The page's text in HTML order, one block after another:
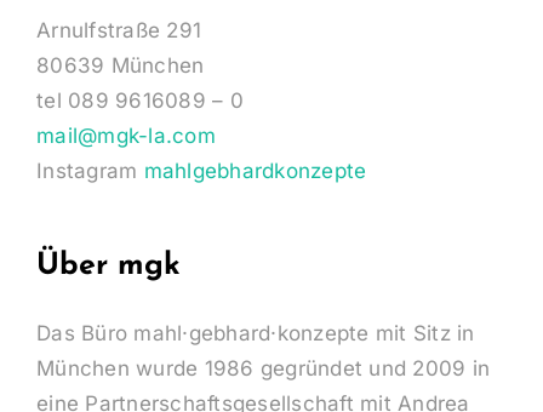
Arnulfstraße 291
80639 München
tel 089 9616089 – 0
mail@mgk-la.com
Instagram mahlgebhardkonzepte
Über mgk
Das Büro mahl·gebhard·konzepte mit Sitz in
München wurde 1986 gegründet und 2009 in